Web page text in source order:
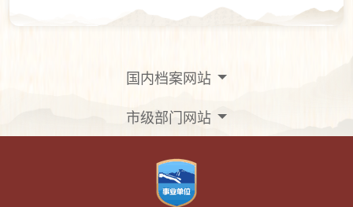
国内档案网站
市级部门网站